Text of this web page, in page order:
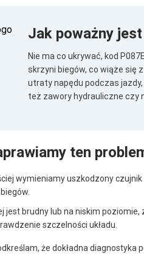
Jak poważny
Nie ma co ukrywać, kod
skrzyni biegów, co wiąże się
utraty napędu podczas
też zawory hydrauliczne czy
ten
wymieniamy uszkodzony czujnik
jest brudny lub na niskim poziomie,
szczelności układu.
że dokładna